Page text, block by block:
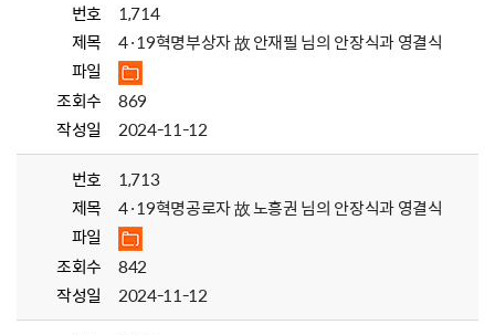
번호
1,714
제목
4·19혁명부상자 故 안재필 님의 안장식과 영결식
파일
조회수
869
작성일
2024-11-12
번호
1,713
제목
4·19혁명공로자 故 노흥권 님의 안장식과 영결식
파일
조회수
842
작성일
2024-11-12